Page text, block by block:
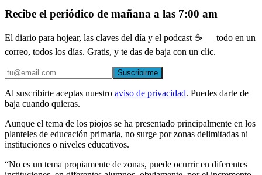
Recibe el periódico de mañana a las 7:00 am
El diario para hojear, las claves del día y el podcast ☕ — todo en un
correo, todos los días. Gratis, y te das de baja con un clic.
Suscribirme
Al suscribirte aceptas nuestro aviso de privacidad. Puedes darte de
baja cuando quieras.
Aunque el tema de los piojos se ha presentado principalmente en los
planteles de educación primaria, no surge por zonas delimitadas ni
instituciones o niveles educativos.
“No es un tema propiamente de zonas, puede ocurrir en diferentes